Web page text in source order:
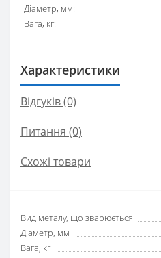
Діаметр, мм:
Вага, кг:
Характеристики
Відгуків (0)
Питання (0)
Схожі товари
Вид металу, що зварюється
Діаметр, мм
Вага, кг